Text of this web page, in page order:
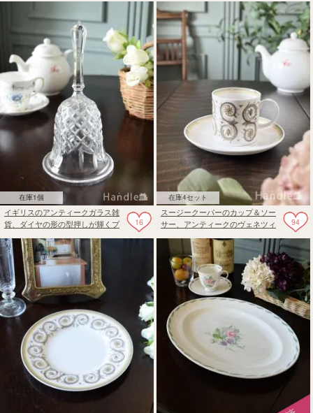
在庫1個
16
イギリスのアンティークガラス雑
貨、ダイヤの形の型押しが輝くプ
在庫4セット
94
スージークーパーのカップ＆ソー
サー、アンティークのヴェネツィ